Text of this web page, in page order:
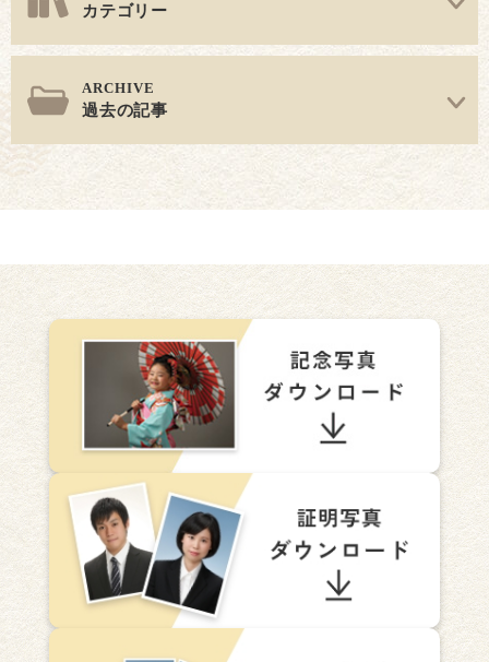
カテゴリー
過去の記事